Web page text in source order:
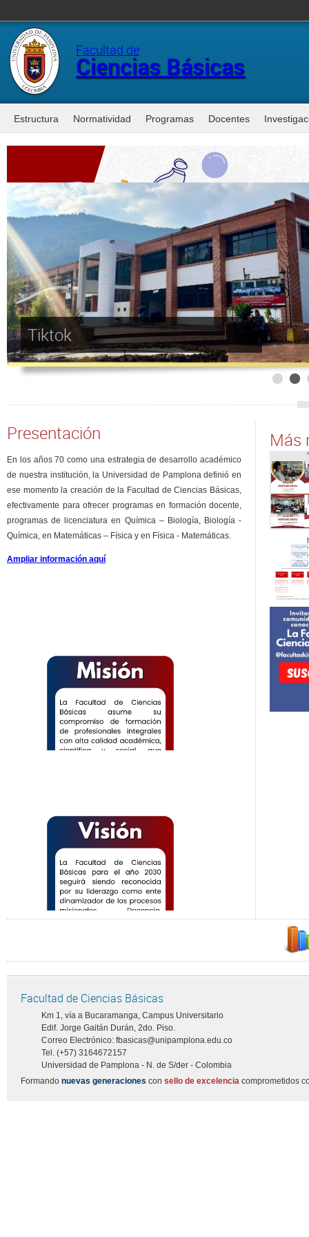
Facultad de
Ciencias Básicas
Estructura Normatividad Programas Docentes
Tiktok
Presentación
En los años 70 como una estrategia de desarrollo académico
de nuestra institución, la Universidad de Pamplona definió en
ese momento la creación de la Facultad de Ciencias Básicas,
efectivamente para ofrecer programas en formación docente,
programas de licenciatura en Química – Biología, Biología -
Química, en Matemáticas – Física y en Física - Matemáticas.
Ampliar información aquí
Más
Facultad de Ciencias Básicas
Km 1, vía a Bucaramanga, Campus Universitario
Edif. Jorge Gaitán Durán, 2do. Piso.
Correo Electrónico: fbasicas@unipamplona.edu.co
Tel. (+57) 3164672157
Universidad de Pamplona - N. de S/der - Colombia
Formando nuevas generaciones con sello de excelencia comprometidos